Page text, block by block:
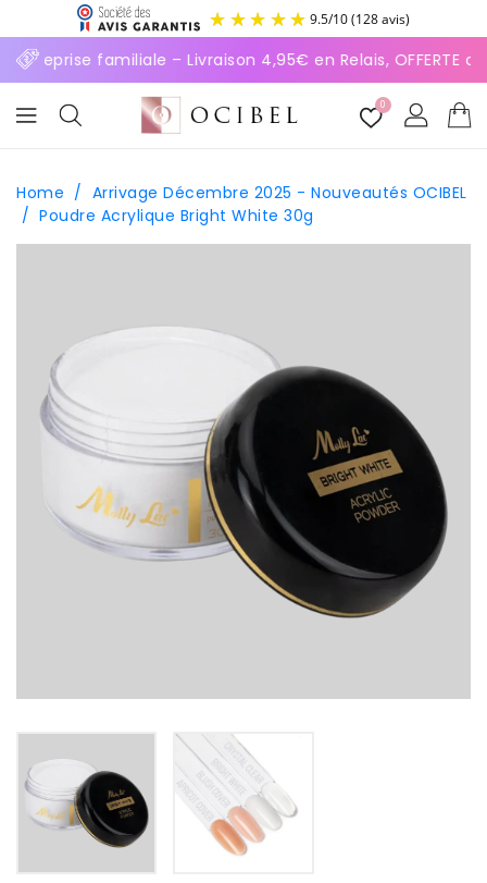
9.5/10
familiale – Livraison 4,95€ en Relais, OFFERTE
0
Home / Arrivage Décembre 2025 - Nouveautés OCIBEL
/ Poudre Acrylique Bright White 30g